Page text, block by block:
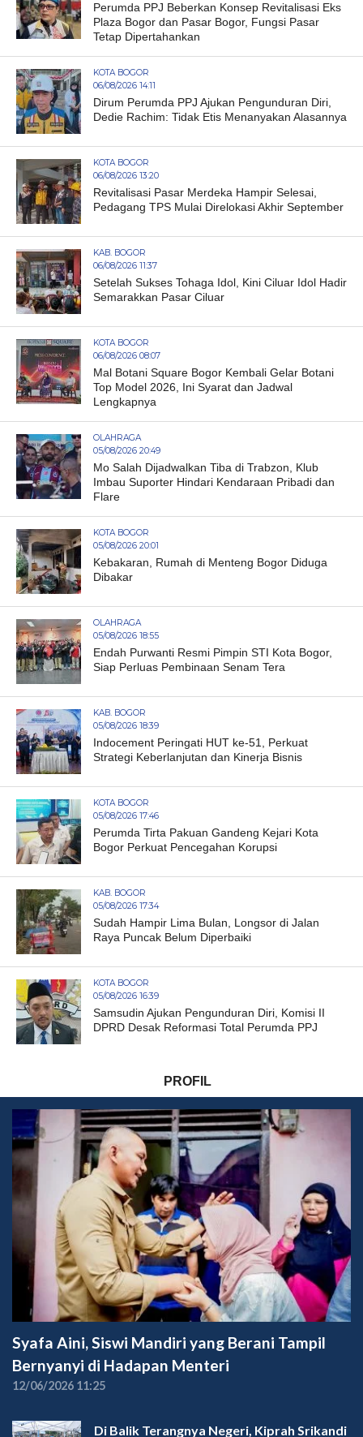
Perumda PPJ Beberkan Konsep Revitalisasi Eks
Plaza Bogor dan Pasar Bogor, Fungsi Pasar
Tetap Dipertahankan
KOTA BOGOR
06/08/2026 14:11
Dirum Perumda PPJ Ajukan Pengunduran Diri,
Dedie Rachim: Tidak Etis Menanyakan Alasannya
KOTA BOGOR
06/08/2026 13:20
Revitalisasi Pasar Merdeka Hampir Selesai,
Pedagang TPS Mulai Direlokasi Akhir September
KAB. BOGOR
06/08/2026 11:37
Setelah Sukses Tohaga Idol, Kini Ciluar Idol Hadir
Semarakkan Pasar Ciluar
KOTA BOGOR
06/08/2026 08:07
Mal Botani Square Bogor Kembali Gelar Botani
Top Model 2026, Ini Syarat dan Jadwal
Lengkapnya
OLAHRAGA
05/08/2026 20:49
Mo Salah Dijadwalkan Tiba di Trabzon, Klub
Imbau Suporter Hindari Kendaraan Pribadi dan
Flare
KOTA BOGOR
05/08/2026 20:01
Kebakaran, Rumah di Menteng Bogor Diduga
Dibakar
OLAHRAGA
05/08/2026 18:55
Endah Purwanti Resmi Pimpin STI Kota Bogor,
Siap Perluas Pembinaan Senam Tera
KAB. BOGOR
05/08/2026 18:39
Indocement Peringati HUT ke-51, Perkuat
Strategi Keberlanjutan dan Kinerja Bisnis
KOTA BOGOR
05/08/2026 17:46
Perumda Tirta Pakuan Gandeng Kejari Kota
Bogor Perkuat Pencegahan Korupsi
KAB. BOGOR
05/08/2026 17:34
Sudah Hampir Lima Bulan, Longsor di Jalan
Raya Puncak Belum Diperbaiki
KOTA BOGOR
05/08/2026 16:39
Samsudin Ajukan Pengunduran Diri, Komisi II
DPRD Desak Reformasi Total Perumda PPJ
PROFIL
Syafa Aini, Siswi Mandiri yang Berani Tampil
Bernyanyi di Hadapan Menteri
12/06/2026 11:25
Di Balik Terangnya Negeri, Kiprah Srikandi